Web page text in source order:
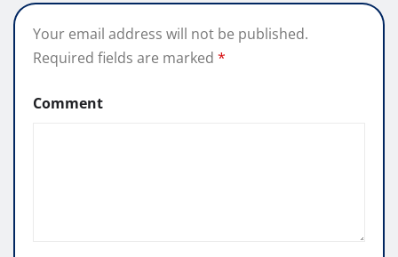
Your email address will not be published.
Required fields are marked *
Comment